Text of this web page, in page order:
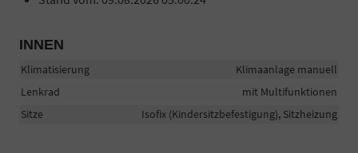
INNEN
Klimatisierung
Klimaanlage manuell
Lenkrad
mit Multifunktionen
Sitze
Isofix (Kindersitzbefestigung), Sitzheizung